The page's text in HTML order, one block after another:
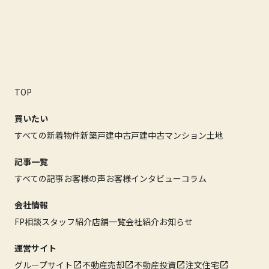
TOP
買いたい
すべての新着物件新築戸建中古戸建中古マンション土地
記事一覧
すべての記事お客様の声お客様インタビューコラム
会社情報
FP相談スタッフ紹介店舗一覧会社紹介お知らせ
運営サイト
グループサイト
不動産売却 不動産投資 注文住宅